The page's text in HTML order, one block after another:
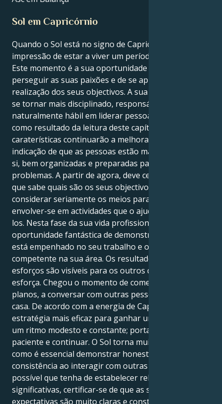
Sol em Capricórnio
Quando o Sol está no signo de Capricórnio, tem-se a
impressão de estar a viver um período único do ano.
Este momento é a sua oportunidade de brilhar, de
perseguir as suas paixões e de se aproximar da
realização dos seus objectivos. A sua capacidade de
se tornar mais disciplinado, responsável e
naturalmente hábil em liderar pessoas irá melhorar
como resultado da leitura deste capítulo. Todas estas
caraterísticas continuarão a melhorar. Há uma clara
indicação de que as pessoas estão mais seguras de
si, bem organizadas e preparadas para enfrentar os
problemas. A partir de agora, deve certificar-se de
que sabe quais são os seus objectivos a longo prazo,
considerar seriamente os meios para os atingir e
envolver-se em actividades que o ajudem a alcançá-
los. Nesta fase da sua vida profissional, tem uma
oportunidade fantástica de demonstrar o quanto
está empenhado no seu trabalho e o quanto é
competente na sua área. Os resultados dos seus
esforços são visíveis para os outros quando se
esforça. Chegou o momento de começar a planear
planos, a conversar com outras pessoas e a limpar a
casa. De acordo com a energia de Capricórnio, a
estratégia mais eficaz para ganhar uma corrida é ir a
um ritmo modesto e constante; portanto, deve ser
paciente e continuar. O Sol torna muito evidente
como é essencial demonstrar honestidade, lealdade e
consistência ao interagir com outras pessoas. É
possível que tenha de estabelecer relações
significativas, certificar-se de que as suas
expectativas são muito claras e construir